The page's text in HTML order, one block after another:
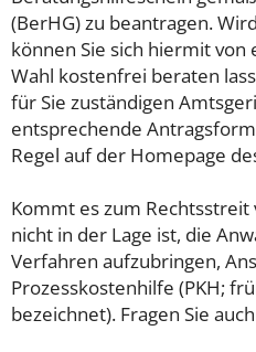
(BerHG) zu beantragen.
können Sie sich hiermit
Wahl kostenfrei beraten
für Sie zuständigen
entsprechende
Regel auf der Homepage
Kommt es zum
nicht in der Lage ist, die
Verfahren aufzubringen,
Prozesskostenhilfe (PKH;
bezeichnet). Fragen Sie